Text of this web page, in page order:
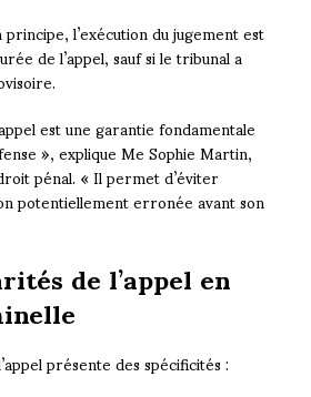
l’exécution du jugement est
de l’appel, sauf si le tribunal a
est une garantie fondamentale
», explique Me Sophie Martin,
pénal. « Il permet d’éviter
potentiellement erronée avant son
de l’appel en
présente des spécificités :